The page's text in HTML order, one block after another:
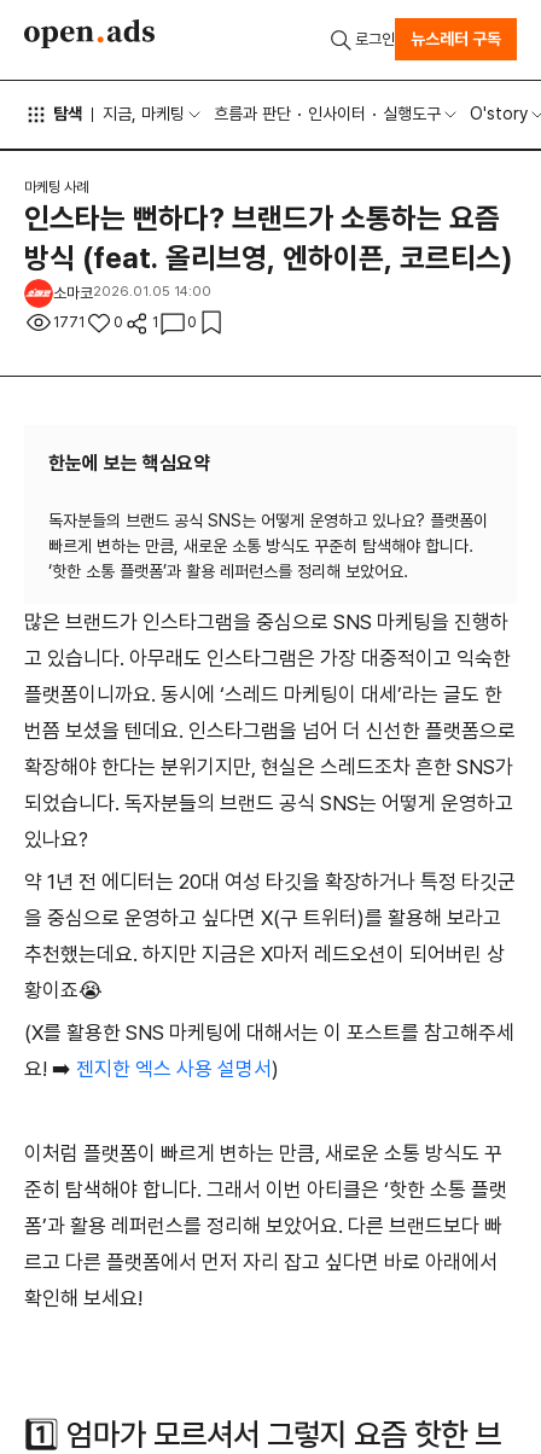
탐색 지금, 마케팅 흐름과 판단 인사이터 실행도구 O'story
로그인 뉴스레터 구독
마케팅 사례
인스타는 뻔하다? 브랜드가 소통하는 요즘
방식 (feat. 올리브영, 엔하이픈, 코르티스)
소마코2026.01.05 14:00
1771 0 1 0
한눈에 보는 핵심요약
독자분들의 브랜드 공식 SNS는 어떻게 운영하고 있나요? 플랫폼이
빠르게 변하는 만큼, 새로운 소통 방식도 꾸준히 탐색해야 합니다.
많은 브랜드가 인스타그램을 중심으로 SNS 마케팅을 진행하
고 있습니다. 아무래도 인스타그램은 가장 대중적이고 익숙한
플랫폼이니까요. 동시에 ‘스레드 마케팅이 대세’라는 글도 한
번쯤 보셨을 텐데요. 인스타그램을 넘어 더 신선한 플랫폼으로
확장해야 한다는 분위기지만, 현실은 스레드조차 흔한 SNS가
되었습니다. 독자분들의 브랜드 공식 SNS는 어떻게 운영하고
있나요?
약 1년 전 에디터는 20대 여성 타깃을 확장하거나 특정 타깃군
을 중심으로 운영하고 싶다면 X(구 트위터)를 활용해 보라고
추천했는데요. 하지만 지금은 X마저 레드오션이 되어버린 상
황이죠😭
(X를 활용한 SNS 마케팅에 대해서는 이 포스트를 참고해주세
요! ➡️ 젠지한 엑스 사용 설명서)
이처럼 플랫폼이 빠르게 변하는 만큼, 새로운 소통 방식도 꾸
준히 탐색해야 합니다. 그래서 이번 아티클은 ‘핫한 소통 플랫
폼’과 활용 레퍼런스를 정리해 보았어요. 다른 브랜드보다 빠
르고 다른 플랫폼에서 먼저 자리 잡고 싶다면 바로 아래에서
확인해 보세요!
1️⃣ 엄마가 모르셔서 그렇지 요즘 핫한 브